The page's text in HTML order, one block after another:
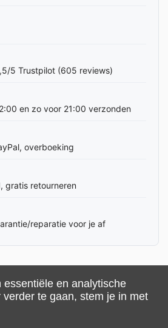
5 Trustpilot (605 reviews)
en zo voor 21:00 verzonden
overboeking
gratis retourneren
reparatie voor je af
OM BIJ COOLSOUND TE
DE MEESTE KOPERS
essentiële en analytische
verder te gaan, stem je in met